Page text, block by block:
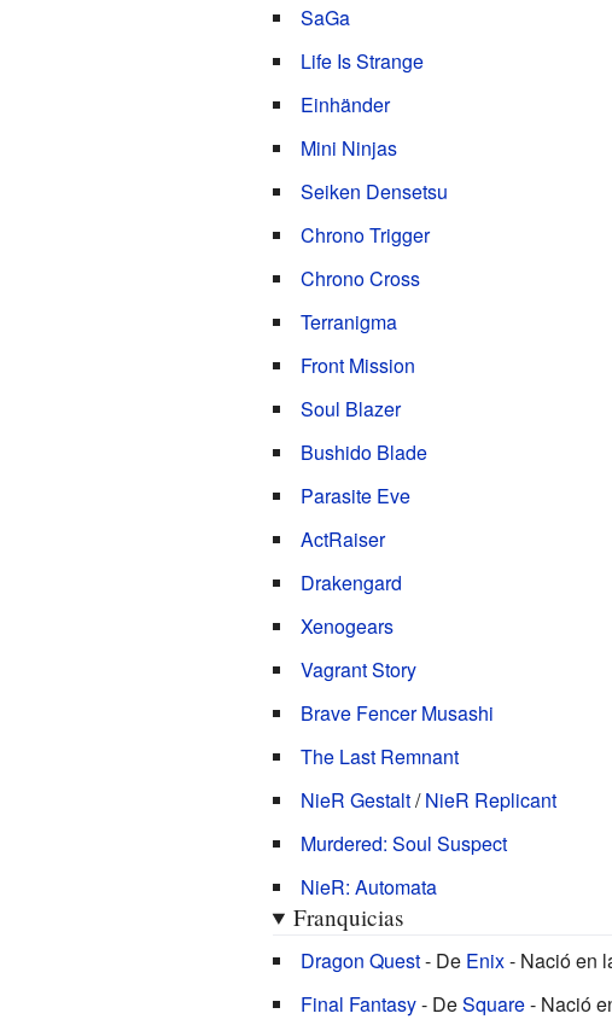
SaGa
Life Is Strange
Einhänder
Mini Ninjas
Seiken Densetsu
Chrono Trigger
Chrono Cross
Terranigma
Front Mission
Soul Blazer
Bushido Blade
Parasite Eve
ActRaiser
Drakengard
Xenogears
Vagrant Story
Brave Fencer Musashi
The Last Remnant
NieR Gestalt/NieR Replicant
Murdered: Soul Suspect
NieR: Automata
Franquicias
Dragon Quest- De Enix- Nació en
Final Fantasy- DeSquare- Nació